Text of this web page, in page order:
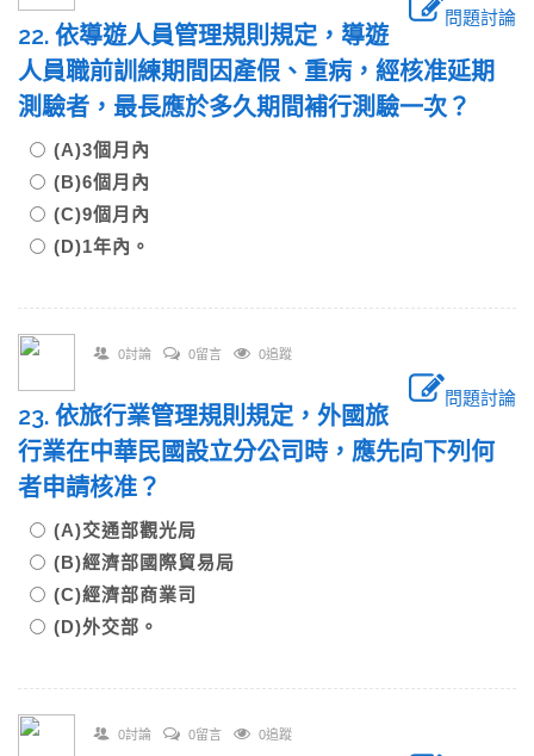
問題討論
22. 依導遊人員管理規則規定，導遊
人員職前訓練期間因產假、重病，經核准延期
測驗者，最長應於多久期間補行測驗一次？
(A)3個月內
(B)6個月內
(C)9個月內
(D)1年內。
0討論 0留言 0追蹤
問題討論
23. 依旅行業管理規則規定，外國旅
行業在中華民國設立分公司時，應先向下列何
者申請核准？
(A)交通部觀光局
(B)經濟部國際貿易局
(C)經濟部商業司
(D)外交部。
0討論 0留言 0追蹤